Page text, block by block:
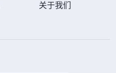
关于我们